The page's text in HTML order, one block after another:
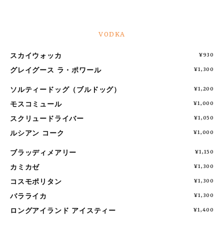
VODKA
スカイウォッカ ¥930
グレイグース ラ・ポワール ¥1,300
ソルティードッグ（ブルドッグ） ¥1,200
モスコミュール ¥1,000
スクリュードライバー ¥1,050
ルシアン コーク ¥1,000
ブラッディメアリー ¥1,150
カミカゼ ¥1,300
コスモポリタン ¥1,300
バラライカ ¥1,300
ロングアイランド アイスティー ¥1,400